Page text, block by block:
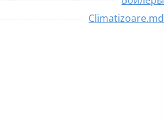
Climatizoare.md